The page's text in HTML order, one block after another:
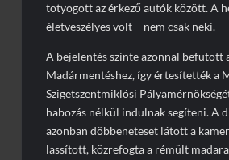
totyogott az érkező autók között. A
életveszélyes volt – nem csak neki.
A bejelentés szinte azonnal befutott
Madármentéshez, így értesítették a
Szigetszentmiklósi
habozás nélkül indulnak segíteni. A
azonban döbbeneteset látott a
lassított, közrefogta a rémült